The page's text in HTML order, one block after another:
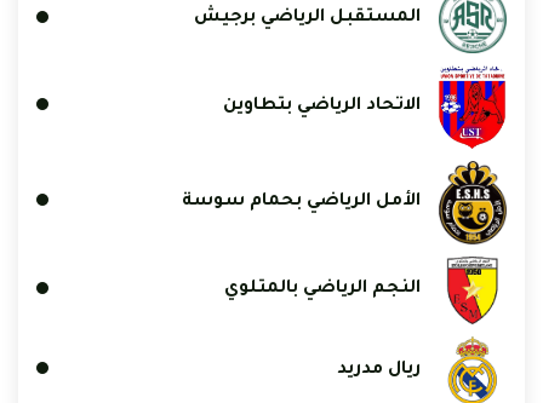
المستقبل الرياضي برجيش
الاتحاد الرياضي بتطاوين
الأمل الرياضي بحمام سوسة
النجم الرياضي بالمتلوي
ريال مدريد